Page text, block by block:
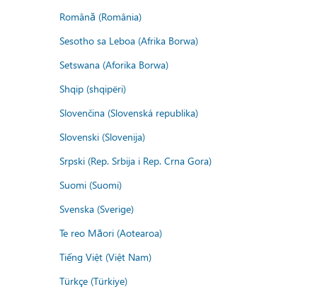
Română (România)
Sesotho sa Leboa (Afrika Borwa)
Setswana (Aforika Borwa)
Shqip (shqipëri)
Slovenčina (Slovenská republika)
Slovenski (Slovenija)
Srpski (Rep. Srbija i Rep. Crna Gora)
Suomi (Suomi)
Svenska (Sverige)
Te reo Māori (Aotearoa)
Tiếng Việt (Việt Nam)
Türkçe (Türkiye)